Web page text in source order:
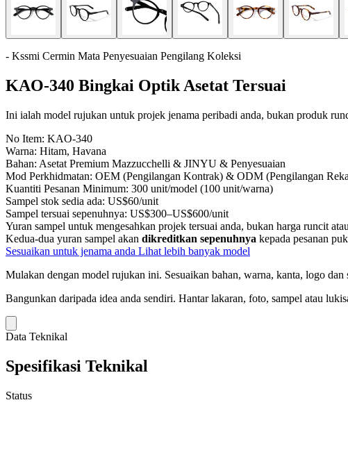
- Kssmi Cermin Mata Penyesuaian Pengilang Koleksi
KAO-340 Bingkai Optik Asetat Tersuai
Ini ialah model rujukan untuk projek jenama peribadi anda, bukan produk
No Item: KAO-340
Warna: Hitam, Havana
Bahan: Asetat Premium Mazzucchelli & JINYU & Penyesuaian
Mod Perkhidmatan: OEM (Pengilangan Kontrak) & ODM (Pengilangan
Kuantiti Pesanan Minimum: 300 unit/model (100 unit/warna)
Sampel stok sedia ada: US$60/unit
Sampel tersuai sepenuhnya: US$300–US$600/unit
Yuran sampel untuk mengesahkan projek tersuai anda, bukan harga runcit
Kedua-dua yuran sampel akan dikreditkan sepenuhnya kepada pesanan
Sesuaikan untuk jenama anda Lihat lebih banyak model
Mulakan dengan model rujukan ini. Sesuaikan bahan, warna, kanta, logo
Bangunkan daripada idea anda sendiri. Hantar lakaran, foto, sampel atau
Data Teknikal
Spesifikasi Teknikal
Status